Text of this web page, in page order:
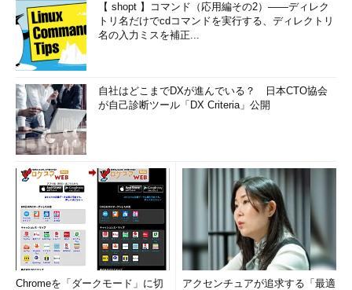
か？」をテストします。
日本でよく見られる定義
また、筆者が今までいくつか
の日本の仕事で見てきた中では
次のような分類もありました。
単体テスト
ユーザーから見える単一の機
能もしくは1画面に対するテスト
です。
社内統合テスト
社内で完結する機能を組み合
【 shopt 】コマンド（応用編その2）――ディレク
トリ名だけでcdコマンドを実行する、ディレクトリ
名の入力ミスを補正...
自社はどこまでDXが進んでいる？ 日本CTO協会
が自己診断ツール「DX Criteria」公開
Chromeを「ダークモード」に切
アクセンチュアが追求する「最適